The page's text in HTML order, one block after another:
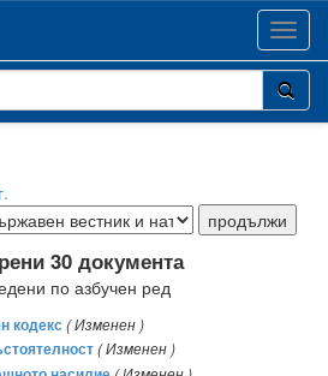
30 документа
по азбучен ред
кодекс( Изменен )
( Изменен )